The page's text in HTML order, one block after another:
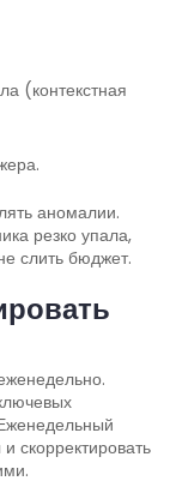
(контекстная
аномалии.
резко упала,
слить бюджет.
скорректировать